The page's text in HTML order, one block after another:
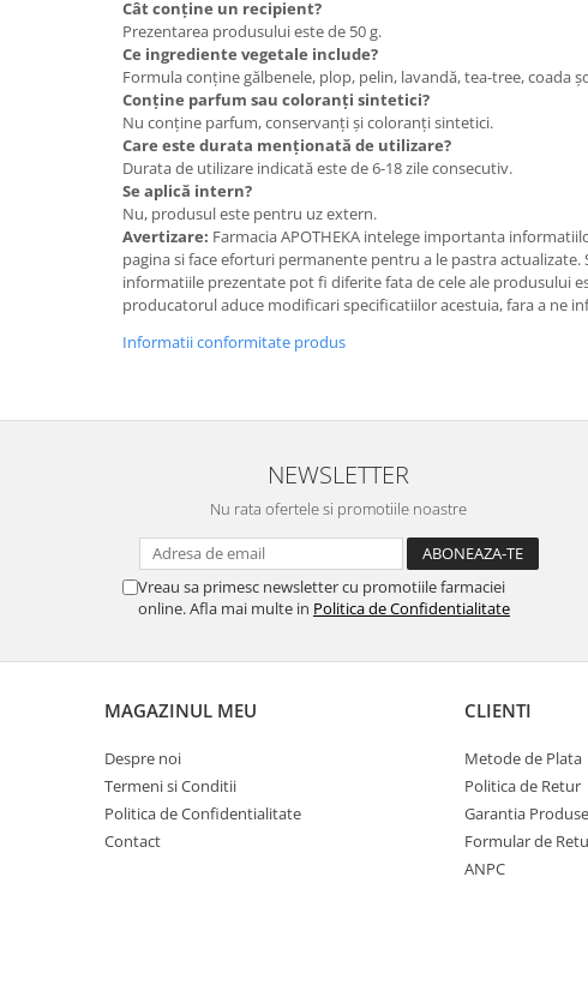
Cât conține un recipient?
Prezentarea produsului este de 50 g.
Ce ingrediente vegetale include?
Formula conține gălbenele, plop, pelin, lavandă, tea-tree, coada
Conține parfum sau coloranți sintetici?
Nu conține parfum, conservanți și coloranți sintetici.
Care este durata menționată de utilizare?
Durata de utilizare indicată este de 6-18 zile consecutiv.
Se aplică intern?
Nu, produsul este pentru uz extern.
Avertizare: Farmacia APOTHEKA intelege importanta
pagina si face eforturi permanente pentru a le pastra actualizate.
informatiile prezentate pot fi diferite fata de cele ale produsului
producatorul aduce modificari specificatiilor acestuia, fara a ne
Informatii conformitate produs
NEWSLETTER
Nu rata ofertele si promotiile noastre
Vreau sa primesc newsletter cu promotiile farmaciei
online. Afla mai multe in Politica de Confidentialitate
MAGAZINUL MEU
Despre noi
Termeni si Conditii
Politica de Confidentialitate
Contact
CLIENTI
Metode de Plata
Politica de Retur
Garantia
Formular de
ANPC